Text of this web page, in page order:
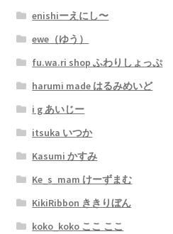
enishiーえにし〜
ewe（ゆう）
fu.wa.ri shop ふわりしょっぷ
harumi made はるみめいど
i g あいじー
itsuka いつか
Kasumi かすみ
Ke_s_mam けーずまむ
KikiRibbon ききりぼん
koko_koko ここ ここ